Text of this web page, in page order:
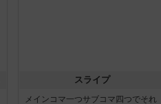
スライプ
メインコマ一つサブコマ四つでそれ